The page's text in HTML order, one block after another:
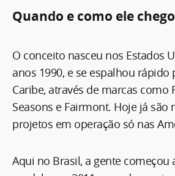
Quando e como ele
O conceito nasceu nos Estados
anos 1990, e se espalhou rápido
Caribe, através de marcas como
Seasons e Fairmont. Hoje já são
projetos em operação só nas
Aqui no Brasil, a gente começou